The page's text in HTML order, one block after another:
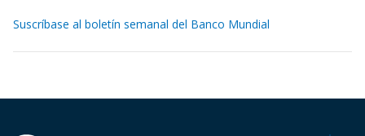
Suscríbase al boletín semanal del Banco Mundial